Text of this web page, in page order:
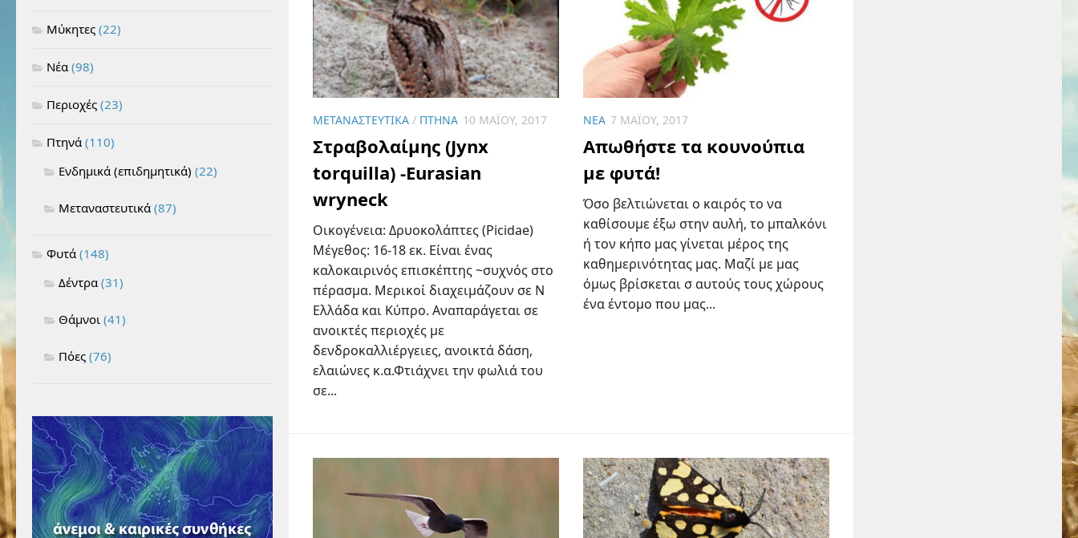
ΜΕΤΑΝΑΣΤΕΥΤΙΚΆ / ΠΤΗΝΆ 10 ΜΑΪ́ΟΥ, 2017
Στραβολαίμης (Jynx
torquilla) -Eurasian
wryneck
Οικογένεια: Δρυοκολάπτες (Picidae)
Μέγεθος: 16-18 εκ. Είναι ένας
καλοκαιρινός επισκέπτης ~συχνός στο
πέρασμα. Μερικοί διαχειμάζουν σε Ν
Ελλάδα και Κύπρο. Αναπαράγεται σε
ανοικτές περιοχές με
δενδροκαλλιέργειες, ανοικτά δάση,
ελαιώνες κ.α.Φτιάχνει την φωλιά του
σε...
ΝΈΑ 7 ΜΑΪ́ΟΥ, 2017
Απωθήστε τα κουνούπια
με φυτά!
Όσο βελτιώνεται ο καιρός το να
καθίσουμε έξω στην αυλή, το μπαλκόνι
ή τον κήπο μας γίνεται μέρος της
καθημερινότητας μας. Μαζί με μας
όμως βρίσκεται σ αυτούς τους χώρους
ένα έντομο που μας...
Μύκητες (22)
Νέα (98)
Περιοχές (23)
Πτηνά (110)
Ενδημικά (επιδημητικά) (22)
Μεταναστευτικά (87)
Φυτά (148)
Δέντρα (31)
Θάμνοι (41)
Πόες (76)